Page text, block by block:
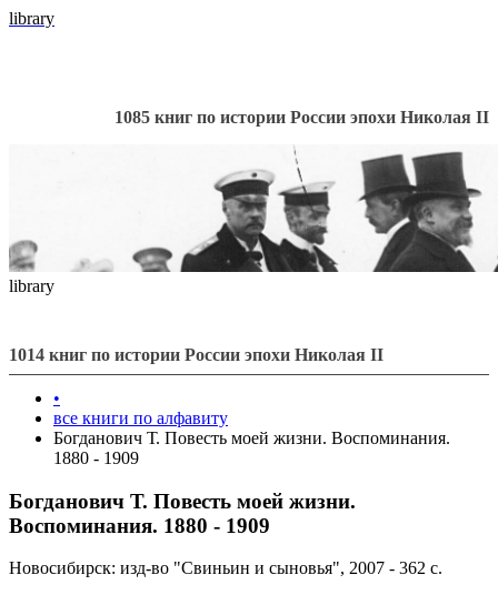
library
1085 книг по истории России эпохи Николая II
library
1014 книг по истории России эпохи Николая II
•
все книги по алфавиту
Богданович Т. Повесть моей жизни. Воспоминания.
1880 - 1909
Богданович Т. Повесть моей жизни.
Воспоминания. 1880 - 1909
Новосибирск: изд-во "Свиньин и сыновья", 2007 - 362 с.